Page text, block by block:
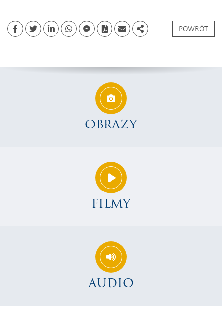
FacebookTwitterLinkedinwhatsappfacebook messenger
PDF EmailShare
POWRÓT
OBRAZY
FILMY
AUDIO